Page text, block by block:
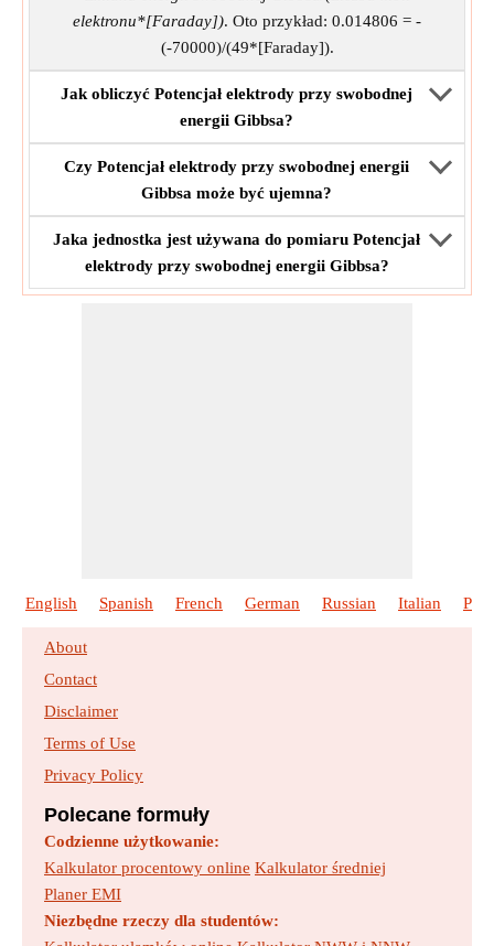
elektronu*[Faraday]). Oto przykład: 0.014806 = -
(-70000)/(49*[Faraday]).
Jak obliczyć Potencjał elektrody przy swobodnej
energii Gibbsa?
Czy Potencjał elektrody przy swobodnej energii
Gibbsa może być ujemna?
Jaka jednostka jest używana do pomiaru Potencjał
elektrody przy swobodnej energii Gibbsa?
English Spanish French German Russian Italian
About
Contact
Disclaimer
Terms of Use
Privacy Policy
Polecane formuły
Codzienne użytkowanie:
Kalkulator procentowy online Kalkulator średniej
Planer EMI
Niezbędne rzeczy dla studentów: